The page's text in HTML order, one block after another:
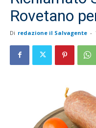
Rovetano
Di redazione il Salvagente -